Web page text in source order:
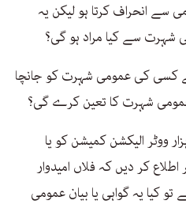
سے انحراف کرتا ہو لیکن یہ
سے کیا مراد ہو گی؟
کسی کی عمومی شہرت کو جانچا
عمومی شہرت کا تعین کرے گی؟
ووٹر الیکشن کمیشن کو یا
کر دیں کہ فلاں امیدوار
کیا یہ گواہی یا بیان عمومی